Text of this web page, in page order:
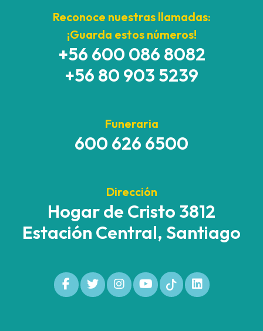
Reconoce nuestras llamadas:
¡Guarda estos números!
+56 600 086 8082
+56 80 903 5239
Funeraria
600 626 6500
Dirección
Hogar de Cristo 3812
Estación Central, Santiago